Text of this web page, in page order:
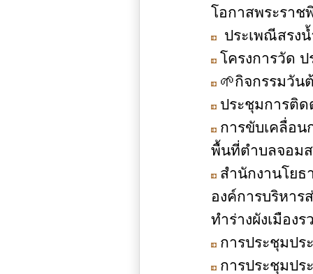
โอกาสพระราช
ประเพณีสรง
โครงการวัด
🌱กิจกรรมวัน
ประชุมการติด
การขับเคลื่อน
พื้นที่ตำบลจอม
สำนักงานโยธ
องค์การบริหา
ทำร่างผังเมือง
การประชุมป
การประชุมป